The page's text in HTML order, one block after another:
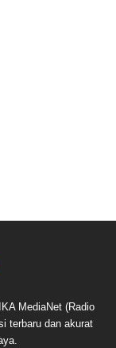
MediaNet (Radio
terbaru dan akurat